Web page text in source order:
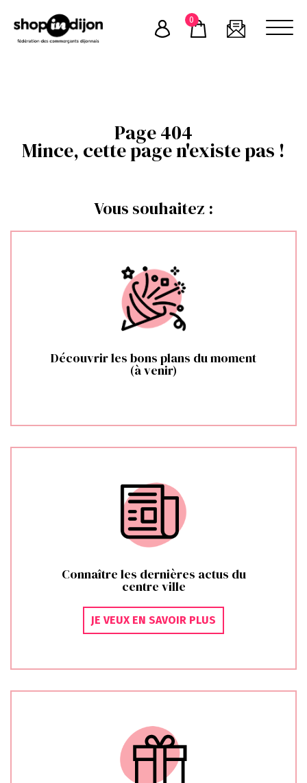
content
0
Page 404
Mince, cette page n'existe pas !
Vous souhaitez :
Découvrir les bons plans du moment
(à venir)
Connaître les dernières actus du
centre ville
JE VEUX EN SAVOIR PLUS